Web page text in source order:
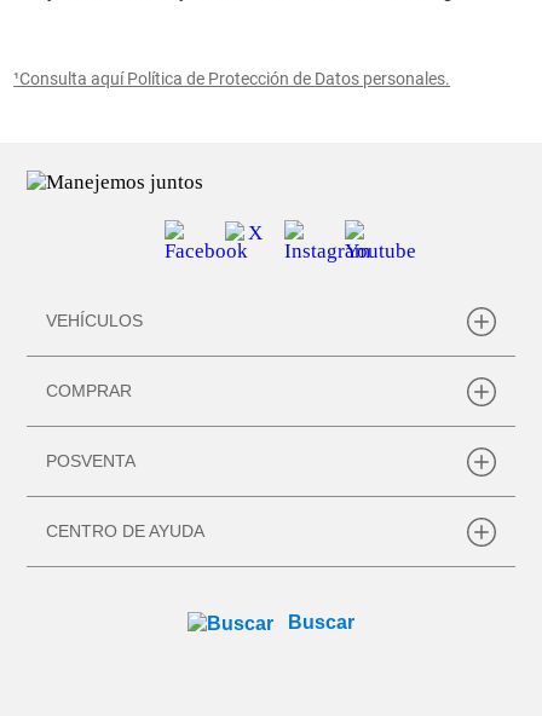
¹Consulta aquí Política de Protección de Datos personales.